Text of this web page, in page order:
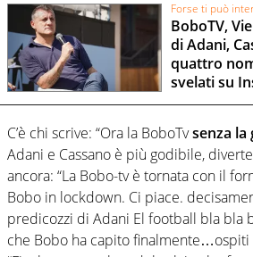
Forse ti può
BoboTV,
di Adani,
quattro
svelati su
C’è chi scrive: “Ora la BoboTvsenza la
Adani e Cassano è più godibile,
ancora: “La Bobo-tv è tornata con il
Bobo in lockdown. Ci piace.
predicozzi di Adani El football bla bla
che Bobo ha capito finalmente…ospiti